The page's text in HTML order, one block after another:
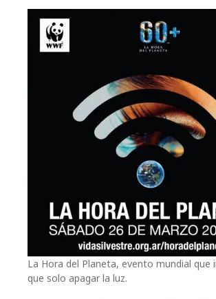
La Hora del Planeta, evento mundial que
que solo apagar la luz.